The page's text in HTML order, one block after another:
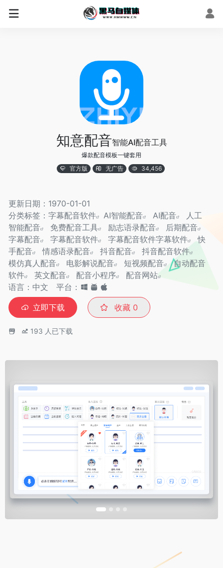
知意配音智能AI配音工具
爆款配音模板一键套用
官方版
无广告 34,456
更新日期：1970-01-01
分类标签： 字幕配音软件 AI智能配音 AI配音
人工
智能配音
免费配音工具 励志语录配音
后期配音
字幕配音
字幕配音软件 字幕配音软件字幕软件
快
手配音
情感语录配音 抖音配音
抖音配音软件
模仿真人配音
电影解说配音 短视频配音
自动配音
软件
英文配音 配音小程序
配音网站
语言：中文
平台：
立即下载 收藏 0
193 人已下载